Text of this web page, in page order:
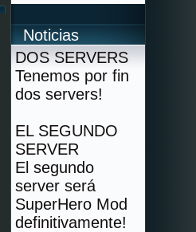
Noticias
DOS SERVERS
Tenemos por fin
dos servers!
EL SEGUNDO
SERVER
El segundo
server será
SuperHero Mod
definitivamente!